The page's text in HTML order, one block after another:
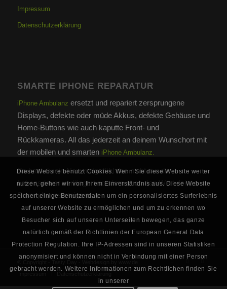
Impressum
Datenschutzerklärung
SMARTE IPHONE REPARATUR
iPhone Ambulanz ersetzt und repariert zersprungene
Displays, defekte oder müde Akkus, defekte Gehäuse und
Home-Buttons wie auch kaputte Front- und
Rückkameras. All das jederzeit an deinem Wunschort mit
der mobilen und smarten iPhone Ambulanz.
So hast du ein Neuwertgefühl das nicht nur die
Lebensdauer verlängert sondern auch den Wert deines
Smartphones steigert.
Diese Website benutzt Cookies. Wenn Sie diese Website weiter
nutzen, gehen wir von Ihrem Einverständnis aus. Diese Website
speichert einige Benutzerdaten um ein personalisiertes Surferlebnis
auf unserer Website zu ermöglichen und um zu erkennen wo
Besucher sich auf unseren Unterseiten bewegen, das ganze
natürlich gemäß der Richtlinien der European General Data
Protection Regulation. Ihre IP-Adressen sind in unseren Statistiken
anonymisiert und können nicht in Verbindung mit einer Person
gebracht werden. Weitere Informationen zum Rechtlichen finden Sie
in unserer